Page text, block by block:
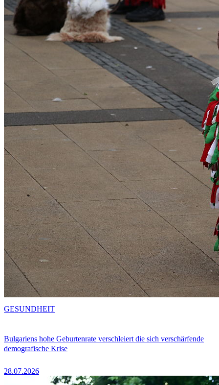
Bulgariens hohe Geburtenrate verschleiert die sich verschärfende
demografische Krise
28.07.2026
GESUNDHEIT